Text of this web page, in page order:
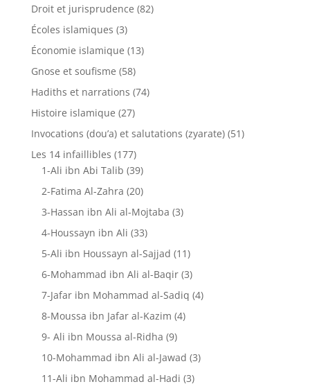
Droit et jurisprudence (82)
Écoles islamiques (3)
Économie islamique (13)
Gnose et soufisme (58)
Hadiths et narrations (74)
Histoire islamique (27)
Invocations (dou’a) et salutations (zyarate) (51)
Les 14 infaillibles (177)
1-Ali ibn Abi Talib (39)
2-Fatima Al-Zahra (20)
3-Hassan ibn Ali al-Mojtaba (3)
4-Houssayn ibn Ali (33)
5-Ali ibn Houssayn al-Sajjad (11)
6-Mohammad ibn Ali al-Baqir (3)
7-Jafar ibn Mohammad al-Sadiq (4)
8-Moussa ibn Jafar al-Kazim (4)
9- Ali ibn Moussa al-Ridha (9)
10-Mohammad ibn Ali al-Jawad (3)
11-Ali ibn Mohammad al-Hadi (3)